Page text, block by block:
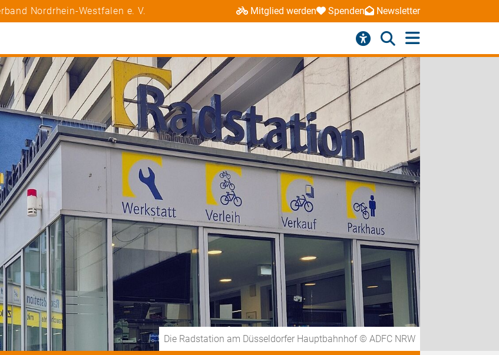
Nordrhein-Westfalen e. V. Mitglied werden Spenden Newsletter
Die Radstation am Düsseldorfer Hauptbahnhof © ADFC NRW